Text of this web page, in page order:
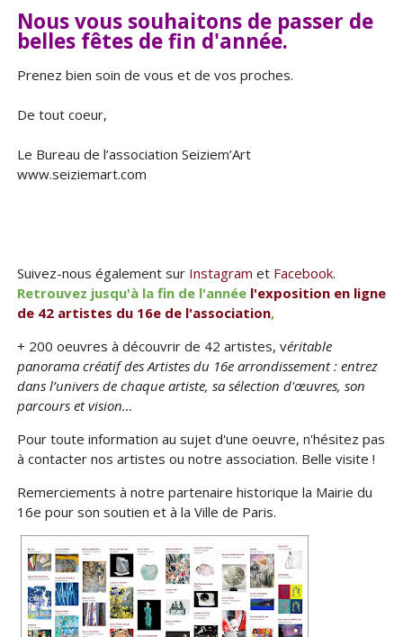
Nous vous souhaitons de passer de
belles fêtes de fin d'année.
Prenez bien soin de vous et de vos proches.
De tout coeur,
Le Bureau de l’association Seiziem’Art
www.seiziemart.com
Suivez-nous également sur Instagram et Facebook.
Retrouvez jusqu'à la fin de l'année l'exposition en ligne
de 42 artistes du 16e de l'association,
+ 200 oeuvres à découvrir de 42 artistes, véritable
panorama créatif des Artistes du 16e arrondissement : entrez
dans l’univers de chaqueartiste, sa sélection d'œuvres, son
parcours et vision…
Pour toute information au sujet d'une oeuvre, n'hésitez pas
à contacter nos artistes ou notre association. Belle visite !
Remerciements à notre partenaire historique la Mairie du
16e pour son soutien et à la Ville de Paris.